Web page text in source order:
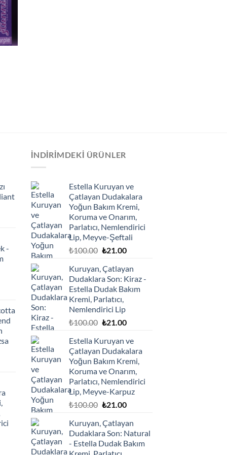
-
İNDIRIMDEKI ÜRÜNLER
Estella Kuruyan ve
Çatlayan Dudakalara
Yoğun Bakım Kremi,
Koruma ve Onarım,
Parlatıcı, Nemlendirici
Lip, Meyve-Şeftali
₺100.00 Orijinal
₺100.00.
₺21.00Şu
fiyat:
₺21.00.
Kuruyan, Çatlayan
Dudaklara Son: Kiraz -
Estella Dudak Bakım
Kremi, Parlatıcı,
Nemlendirici Lip
₺100.00 Orijinal
₺100.00.
₺21.00Şu
fiyat:
₺21.00.
Estella Kuruyan ve
Çatlayan Dudakalara
Yoğun Bakım Kremi,
Koruma ve Onarım,
Parlatıcı, Nemlendirici
Lip, Meyve-Karpuz
₺100.00 Orijinal
₺100.00.
₺21.00Şu
fiyat:
₺21.00.
Kuruyan, Çatlayan
Dudaklara Son: Natural
- Estella Dudak Bakım
Kremi, Parlatıcı,